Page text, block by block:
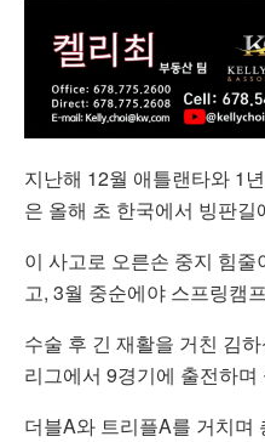
지난해 12월 애틀랜타와 1
은 올해 초 한국에서 빙판
이 사고로 오른손 중지 힘
고, 3월 중순에야 스프링캠
수술 후 긴 재활을 거친 김
리그에서 9경기에 출전하
더블A와 트리플A를 거치며